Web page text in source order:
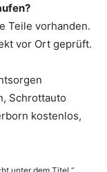
Teile vorhanden.
vor Ort geprüft.
Schrottauto
kostenlos,